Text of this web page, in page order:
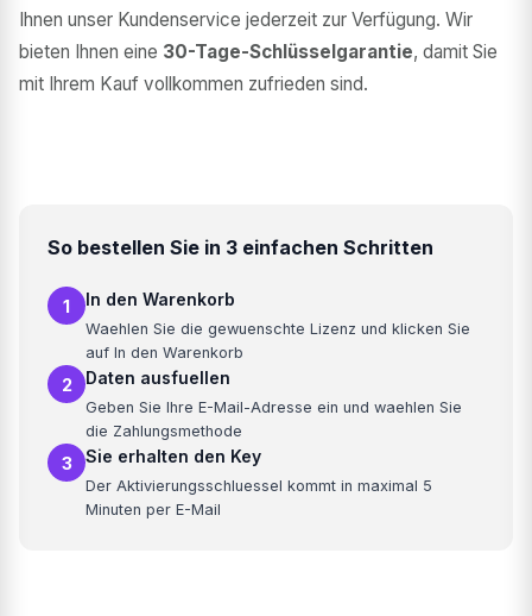
Ihnen unser Kundenservice jederzeit zur Verfügung. Wir
bieten Ihnen eine 30-Tage-Schlüsselgarantie, damit Sie
mit Ihrem Kauf vollkommen zufrieden sind.
So bestellen Sie in 3 einfachen Schritten
1 In den Warenkorb
Waehlen Sie die gewuenschte Lizenz und klicken Sie
auf In den Warenkorb
2 Daten ausfuellen
Geben Sie Ihre E-Mail-Adresse ein und waehlen Sie
die Zahlungsmethode
3 Sie erhalten den Key
Der Aktivierungsschluessel kommt in maximal 5
Minuten per E-Mail